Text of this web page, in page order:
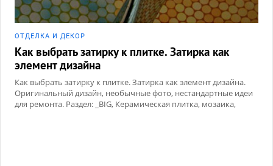
ОТДЕЛКА И ДЕКОР
Как выбрать затирку к плитке. Затирка как
элемент дизайна
Как выбрать затирку к плитке. Затирка как элемент дизайна.
Оригинальный дизайн, необычные фото, нестандартные идеи
для ремонта. Раздел: _BIG, Керамическая плитка, мозаика,